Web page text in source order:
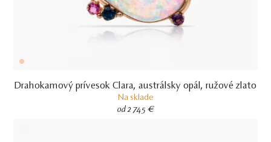
Drahokamový prívesok Clara, austrálsky opál, ružové zlato
Na sklade
od 2 745 €